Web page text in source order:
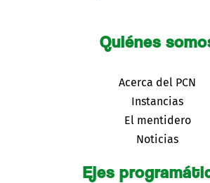
Quiénes
Acerca del PCN
Instancias
El mentidero
Noticias
Ejes